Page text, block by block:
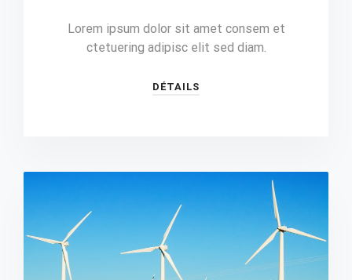
Lorem ipsum dolor sit amet consem et
ctetuering adipisc elit sed diam.
DÉTAILS